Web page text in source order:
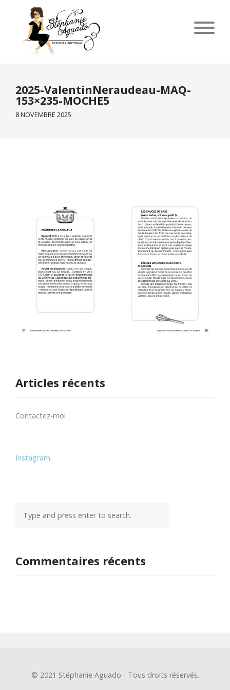
2025-ValentinNeraudeau-MAQ-
153×235-MOCHE5
8 NOVEMBRE 2025
Articles récents
Contactez-moi
Instagram
Commentaires récents
© 2021 Stéphanie Aguado - Tous droits réservés.